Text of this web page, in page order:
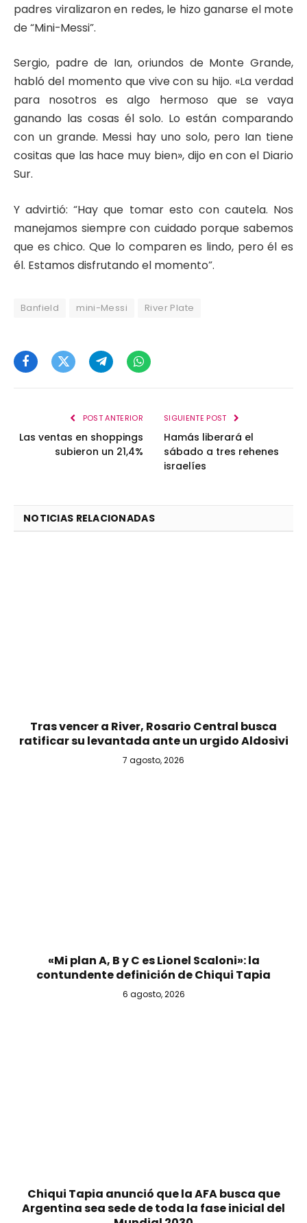
padres viralizaron en redes, le hizo ganarse el mote
de “Mini-Messi”.
Sergio, padre de Ian, oriundos de Monte Grande,
habló del momento que vive con su hijo. «La verdad
para nosotros es algo hermoso que se vaya
ganando las cosas él solo. Lo están comparando
con un grande. Messi hay uno solo, pero Ian tiene
cositas que las hace muy bien», dijo en con el Diario
Sur.
Y advirtió: “Hay que tomar esto con cautela. Nos
manejamos siempre con cuidado porque sabemos
que es chico. Que lo comparen es lindo, pero él es
él. Estamos disfrutando el momento”.
Banfield mini-Messi River Plate
FacebookTwitterTelegramWhatsApp
POST ANTERIOR
Las ventas en shoppings
subieron un 21,4%
SIGUIENTE POST
Hamás liberará el
sábado a tres rehenes
israelíes
NOTICIAS RELACIONADAS
Tras vencer a River, Rosario Central busca
ratificar su levantada ante un urgido Aldosivi
7 agosto, 2026
«Mi plan A, B y C es Lionel Scaloni»: la
contundente definición de Chiqui Tapia
6 agosto, 2026
Chiqui Tapia anunció que la AFA busca que
Argentina sea sede de toda la fase inicial del